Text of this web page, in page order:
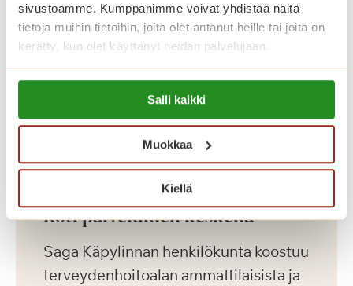
sivustoamme. Kumppanimme voivat yhdistää näitä
tietoja muihin tietoihin, joita olet antanut heille tai joita on
kerätty, kun olet käyttänyt heidän palvelujaan.
Lue lisää evästeistä:
https://sagacare.fi/evasteet/
Salli kaikki
Muokkaa
Kiellä
Saga Käpylinnan asumiskuluun
sisältyy asunnon vuokra ja yhteisten
tilojen käyttö. Jokaisella asukkaalla on
lisäksi yksilöllinen palvelupaketti.
Katso vapaat senioriasunnot
Koti palveluiden keskellä
Saga Käpylinnan henkilökunta koostuu
terveydenhoitoalan ammattilaisista ja